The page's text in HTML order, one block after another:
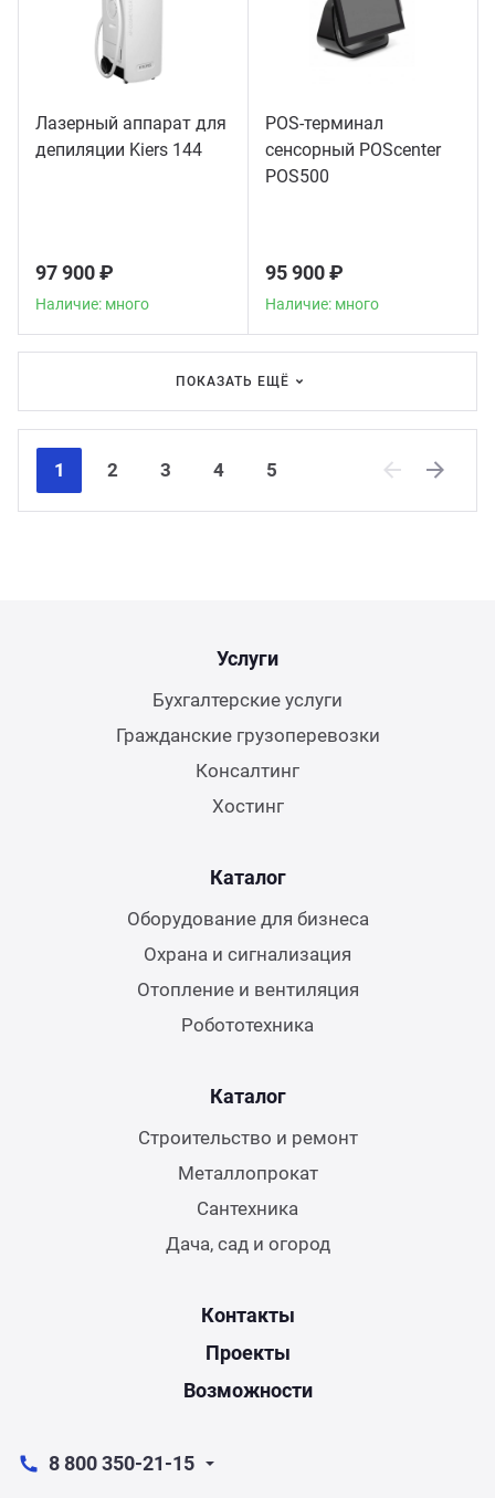
Лазерный аппарат для
депиляции Kiers 144
97 900 ₽
Наличие: много
POS-терминал
сенсорный POScenter
POS500
95 900 ₽
Наличие: много
ПОКАЗАТЬ ЕЩЁ
1 2 3 4
5
Услуги
Бухгалтерские услуги
Гражданские грузоперевозки
Консалтинг
Хостинг
Каталог
Оборудование для бизнеса
Охрана и сигнализация
Отопление и вентиляция
Робототехника
Каталог
Строительство и ремонт
Металлопрокат
Сантехника
Дача, сад и огород
Контакты
Проекты
Возможности
8 800 350-21-15